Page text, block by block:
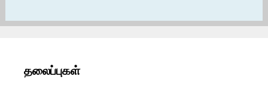
தலைப்புகள்